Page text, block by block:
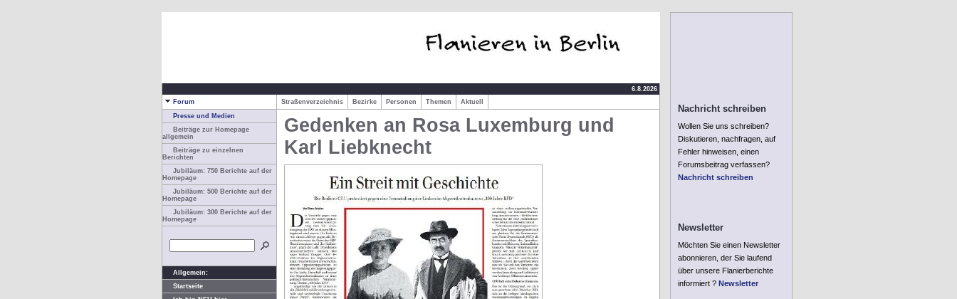
6.8.2026
Forum
Straßenverzeichnis Bezirke Personen Themen
Aktuell
Presse und Medien
Beiträge zur Homepage
allgemein
Beiträge zu einzelnen
Berichten
Jubiläum: 750 Berichte auf der
Homepage
Jubiläum: 500 Berichte auf der
Homepage
Jubiläum: 300 Berichte auf der
Homepage
Allgemein:
Startseite
Gedenken an Rosa Luxemburg und
Karl Liebknecht
Nachricht schreiben
Wollen Sie uns schreiben?
Diskutieren, nachfragen, auf
Fehler hinweisen, einen
Forumsbeitrag verfassen?
Nachricht schreiben
Newsletter
Möchten Sie einen Newsletter
abonnieren, der Sie laufend
über unsere Flanierberichte
informiert ? Newsletter